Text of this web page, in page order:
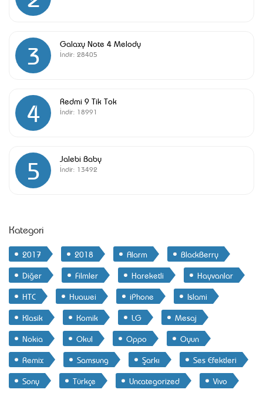
3 Galaxy Note 4 Melody
İndir: 28405
4 Redmi 9 Tik Tok
İndir: 18991
5 Jalebi Baby
İndir: 13492
Kategori
2017 2018 Alarm
BlackBerry
Diğer
Filmler Hareketli
Hayvanlar
HTC
Huawei iPhone
Islami
Klasik
Komik LG
Mesaj
Nokia
Okul Oppo
Oyun
Remix
Samsung Şarkı
Ses Efektleri
Sony
Türkçe Uncategorized Vivo